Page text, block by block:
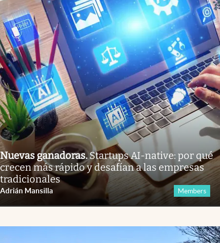
Nuevas ganadoras.Startups AI-native: por qué
crecen más rápido y desafían a las empresas
tradicionales
Adrián Mansilla Members